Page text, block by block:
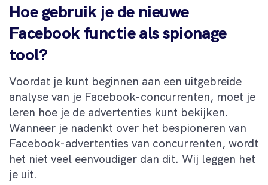
Hoe gebruik je de nieuwe
Facebook functie als spionage
tool?
Voordat je kunt beginnen aan een uitgebreide
analyse van je Facebook-concurrenten, moet je
leren hoe je de advertenties kunt bekijken.
Wanneer je nadenkt over het bespioneren van
Facebook-advertenties van concurrenten, wordt
het niet veel eenvoudiger dan dit. Wij leggen het
je uit.